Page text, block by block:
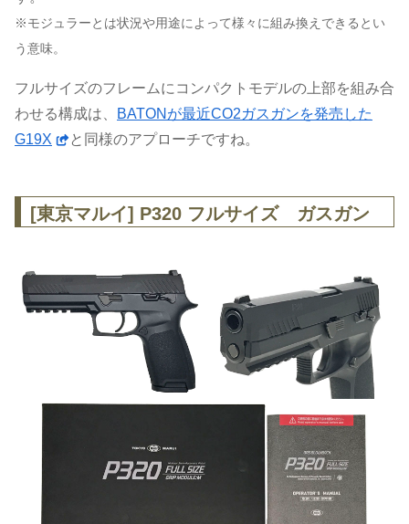
※モジュラーとは状況や用途によって様々に組み換えできるとい
う意味。
フルサイズのフレームにコンパクトモデルの上部を組み合
わせる構成は、
BATONが最近CO2ガスガンを発売した
G19X
と同様のアプローチですね。
[東京マルイ] P320 フルサイズ ガスガン